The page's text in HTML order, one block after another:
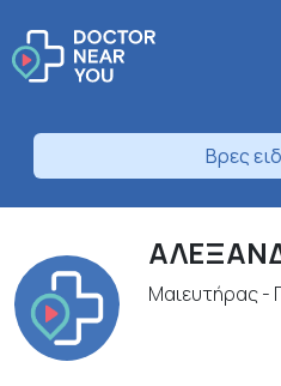
Βρες
Μαιευτήρας -